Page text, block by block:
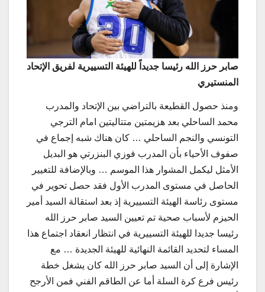
صابر حرز الله رئيسا جديداً للهيئة التسييرية لفريق الإتحاد
المنستيري
ومنذ حصول القطيعة بالتراضي بين الإتحاد والمدرب
محمد الساحلي بعد هزيمتين متتاليتين امام الترجي
التونسي والنجم الساحلي … كان هناك شبه إجماع في
صفوف الأحياء بأن المدرب فوزي البنزرتي هو البديل
الأمثل ليكمل المشوار هذا الموسم … وبالإضافة للتغيير
الحاصل في مستوى المدرب الأول فقد حصل تحوير في
مستوى رئاسة الهيئة التسييرية إذ بعد استقالة السيد أمير
الحيزم لأسباب صحية تم تعيين السيد صابر حرز الله
رئيسا جديدا للهيئة التسييرية في انتظار انعقاد اجتماع هذا
المساء لتحديد القائمة النهائية للهيئة الجديدة … مع
الإشارة إلى أن السيد صابر حرز الله كان يشغل خطة
رئيس فرع كرة السلة أما عن الطاقم الفني فمن الأرجح